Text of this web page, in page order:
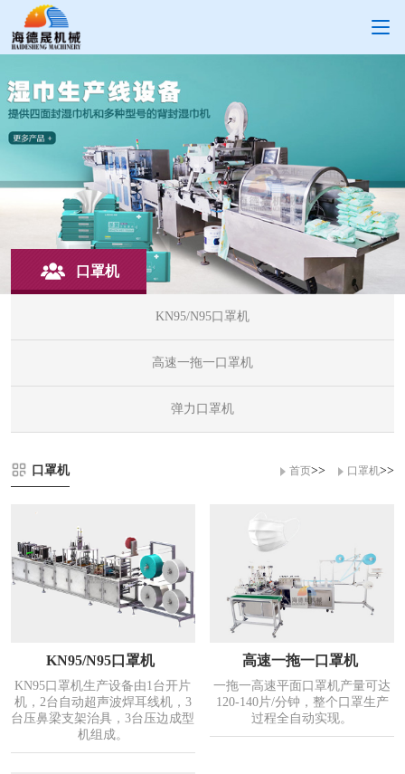
口罩机
KN95/N95口罩机
高速一拖一口罩机
弹力口罩机
口罩机 首页>> 口罩机>>
KN95/N95口罩机
KN95口罩机生产设备由1台开片
机，2台自动超声波焊耳线机，3
台压鼻梁支架治具，3台压边成型
机组成。
高速一拖一口罩机
一拖一高速平面口罩机产量可达
120-140片/分钟，整个口罩生产
过程全自动实现。